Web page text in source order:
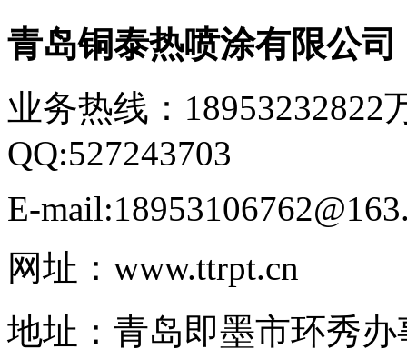
青岛铜泰热喷涂有限公
业务热线：18953232822
QQ:527243703
E-
网址：www.ttrpt.cn
地址：青岛即墨市环秀